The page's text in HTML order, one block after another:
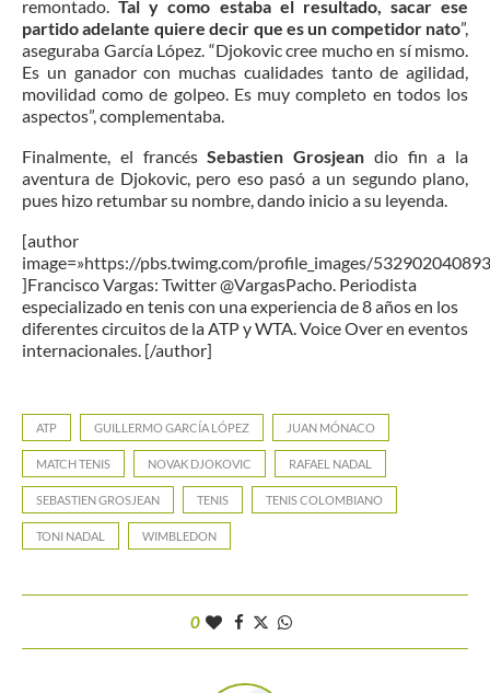
remontado.Tal y como estaba el resultado, sacar ese
partido adelante quiere decir que es un competidor nato”,
aseguraba García López. “Djokovic cree mucho en sí mismo.
Es un ganador con muchas cualidades tanto de agilidad,
movilidad como de golpeo. Es muy completo en todos los
aspectos”, complementaba.
Finalmente, el francésSebastien Grosjean dio fin a la
aventura de Djokovic, pero eso pasó a un segundo plano,
pues hizo retumbar su nombre, dando inicio a su leyenda.
[author
image=»https://pbs.twimg.com/profile_images/
]Francisco Vargas: Twitter @VargasPacho. Periodista
especializado en tenis con una experiencia de 8 años en los
diferentes circuitos de la ATP y WTA. Voice Over en eventos
internacionales. [/author]
ATP GUILLERMO GARCÍA LÓPEZ JUAN MÓNACO
MATCH TENIS NOVAK DJOKOVIC RAFAEL NADAL
SEBASTIEN GROSJEAN TENIS TENIS COLOMBIANO
TONI NADAL WIMBLEDON
0